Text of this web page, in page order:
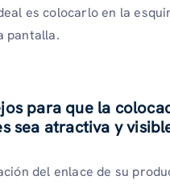
es colocarlo en la
pantalla.
para que la
sea atractiva y
del enlace de su